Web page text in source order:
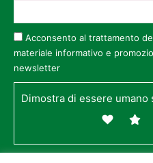
Acconsento al trattamento
materiale informativo e
newsletter
Dimostra di essere umano